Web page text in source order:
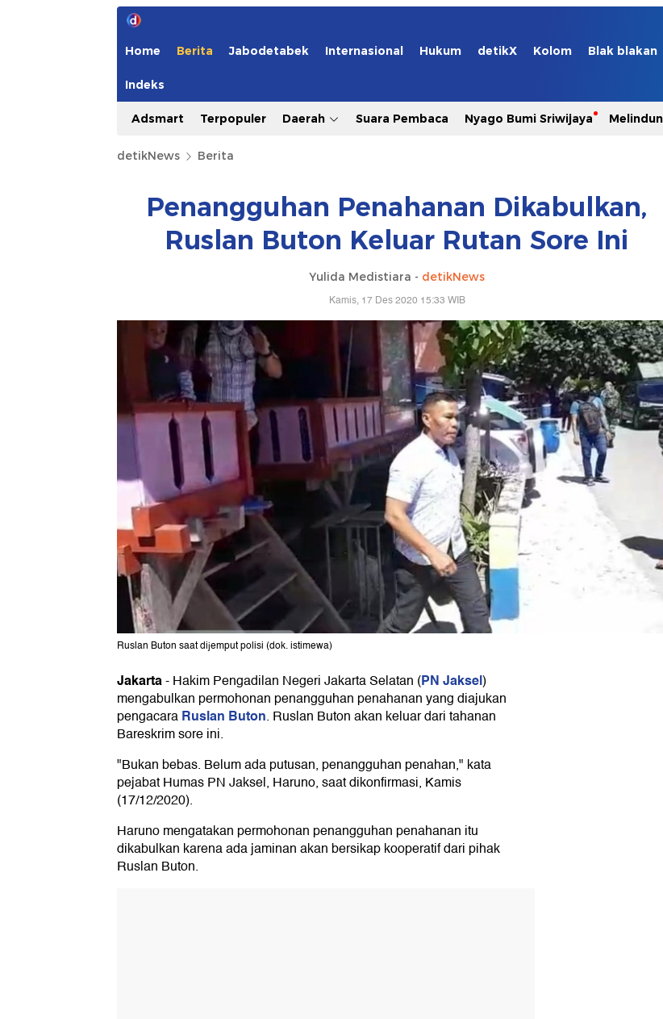
Home Berita Jabodetabek Internasional Hukum detikX Kolom Blak blakan
Indeks
Adsmart Terpopuler Daerah Suara Pembaca Nyago Bumi Sriwijaya
detikNews Berita
Penangguhan Penahanan Dikabulkan,
Ruslan Buton Keluar Rutan Sore Ini
Yulida Medistiara - detikNews
Kamis, 17 Des 2020 15:33 WIB
Ruslan Buton saat dijemput polisi (dok. istimewa)
Jakarta-Hakim Pengadilan Negeri Jakarta Selatan (PN Jaksel)
mengabulkan permohonan penangguhan penahanan yang diajukan
pengacaraRuslan Buton. Ruslan Buton akan keluar dari tahanan
Bareskrim sore ini.
"Bukan bebas. Belum ada putusan, penangguhan penahan," kata
pejabat Humas PN Jaksel, Haruno, saat dikonfirmasi, Kamis
(17/12/2020).
Haruno mengatakan permohonan penangguhan penahanan itu
dikabulkan karena ada jaminan akan bersikap kooperatif dari pihak
Ruslan Buton.